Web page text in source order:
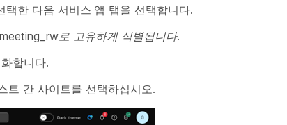
택한 다음 서비스 앱 탭을 선택합니다.
로 고유하게 식별됩니다.
합니다.
트 간 사이트를 선택하십시오.